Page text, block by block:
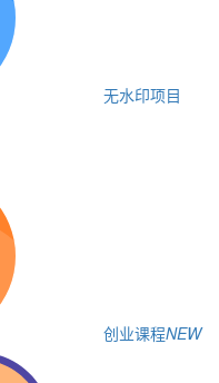
无水印项目
创业课程NEW